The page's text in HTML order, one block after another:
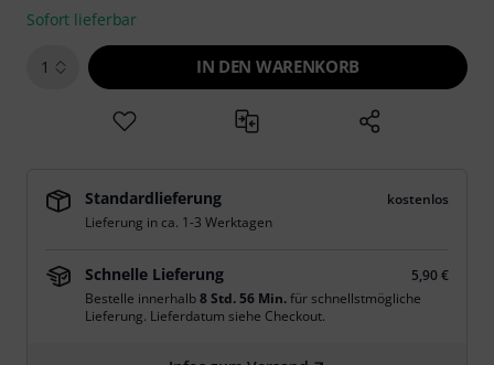
Sofort lieferbar
1 IN DEN WARENKORB
Standardlieferung
kostenlos
Lieferung in ca. 1-3 Werktagen
Schnelle Lieferung
5,90 €
Bestelle innerhalb8 Std. 56 Min.für schnellstmögliche
Lieferung. Lieferdatum siehe Checkout.